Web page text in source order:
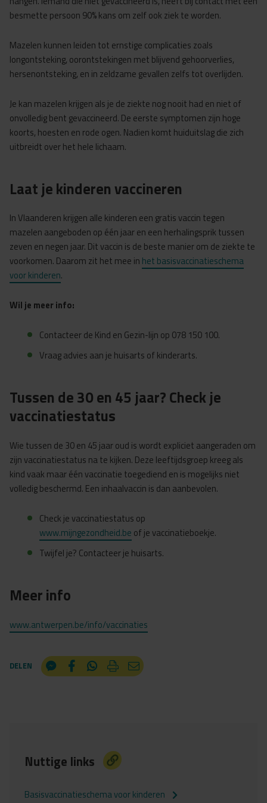
besmette persoon 90% kans om zelf ook ziek te worden.
Mazelen kunnen leiden tot ernstige complicaties zoals
longontsteking, oorontstekingen met blijvend gehoorverlies,
hersenontsteking, en in zeldzame gevallen zelfs tot overlijden.
Je kan mazelen krijgen als je de ziekte nog nooit had en niet of
onvolledig bent gevaccineerd. De eerste symptomen zijn hoge
koorts, hoesten en rode ogen. Nadien komt huiduitslag die zich
uitbreidt over het hele lichaam.
Laat je kinderen vaccineren
In Vlaanderen krijgen alle kinderen een gratis vaccin tegen
mazelen aangeboden op één jaar en een herhalingsprik tussen
zeven en negen jaar. Dit vaccin is de beste manier om de ziekte te
voorkomen. Daarom zit het mee in het basisvaccinatieschema
voor kinderen.
Wil je meer info:
Contacteer de Kind en Gezin-lijn op 078 150 100.
Vraag advies aan je huisarts of kinderarts.
Tussen de 30 en 45 jaar? Check je
vaccinatiestatus
Wie tussen de 30 en 45 jaar oud is wordt expliciet aangeraden om
zijn vaccinatiestatus na te kijken. Deze leeftijdsgroep kreeg als
kind vaak maar één vaccinatie toegediend en is mogelijks niet
volledig beschermd. Een inhaalvaccin is dan aanbevolen.
Check je vaccinatiestatus op
www.mijngezondheid.be of je vaccinatieboekje.
Twijfel je? Contacteer je huisarts.
Meer info
www.antwerpen.be/info/vaccinaties
DELEN
Nuttige links
Basisvaccinatieschema voor kinderen